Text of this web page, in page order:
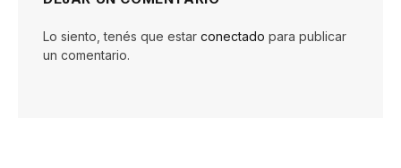
Lo siento, tenés que estar conectado para publicar
un comentario.